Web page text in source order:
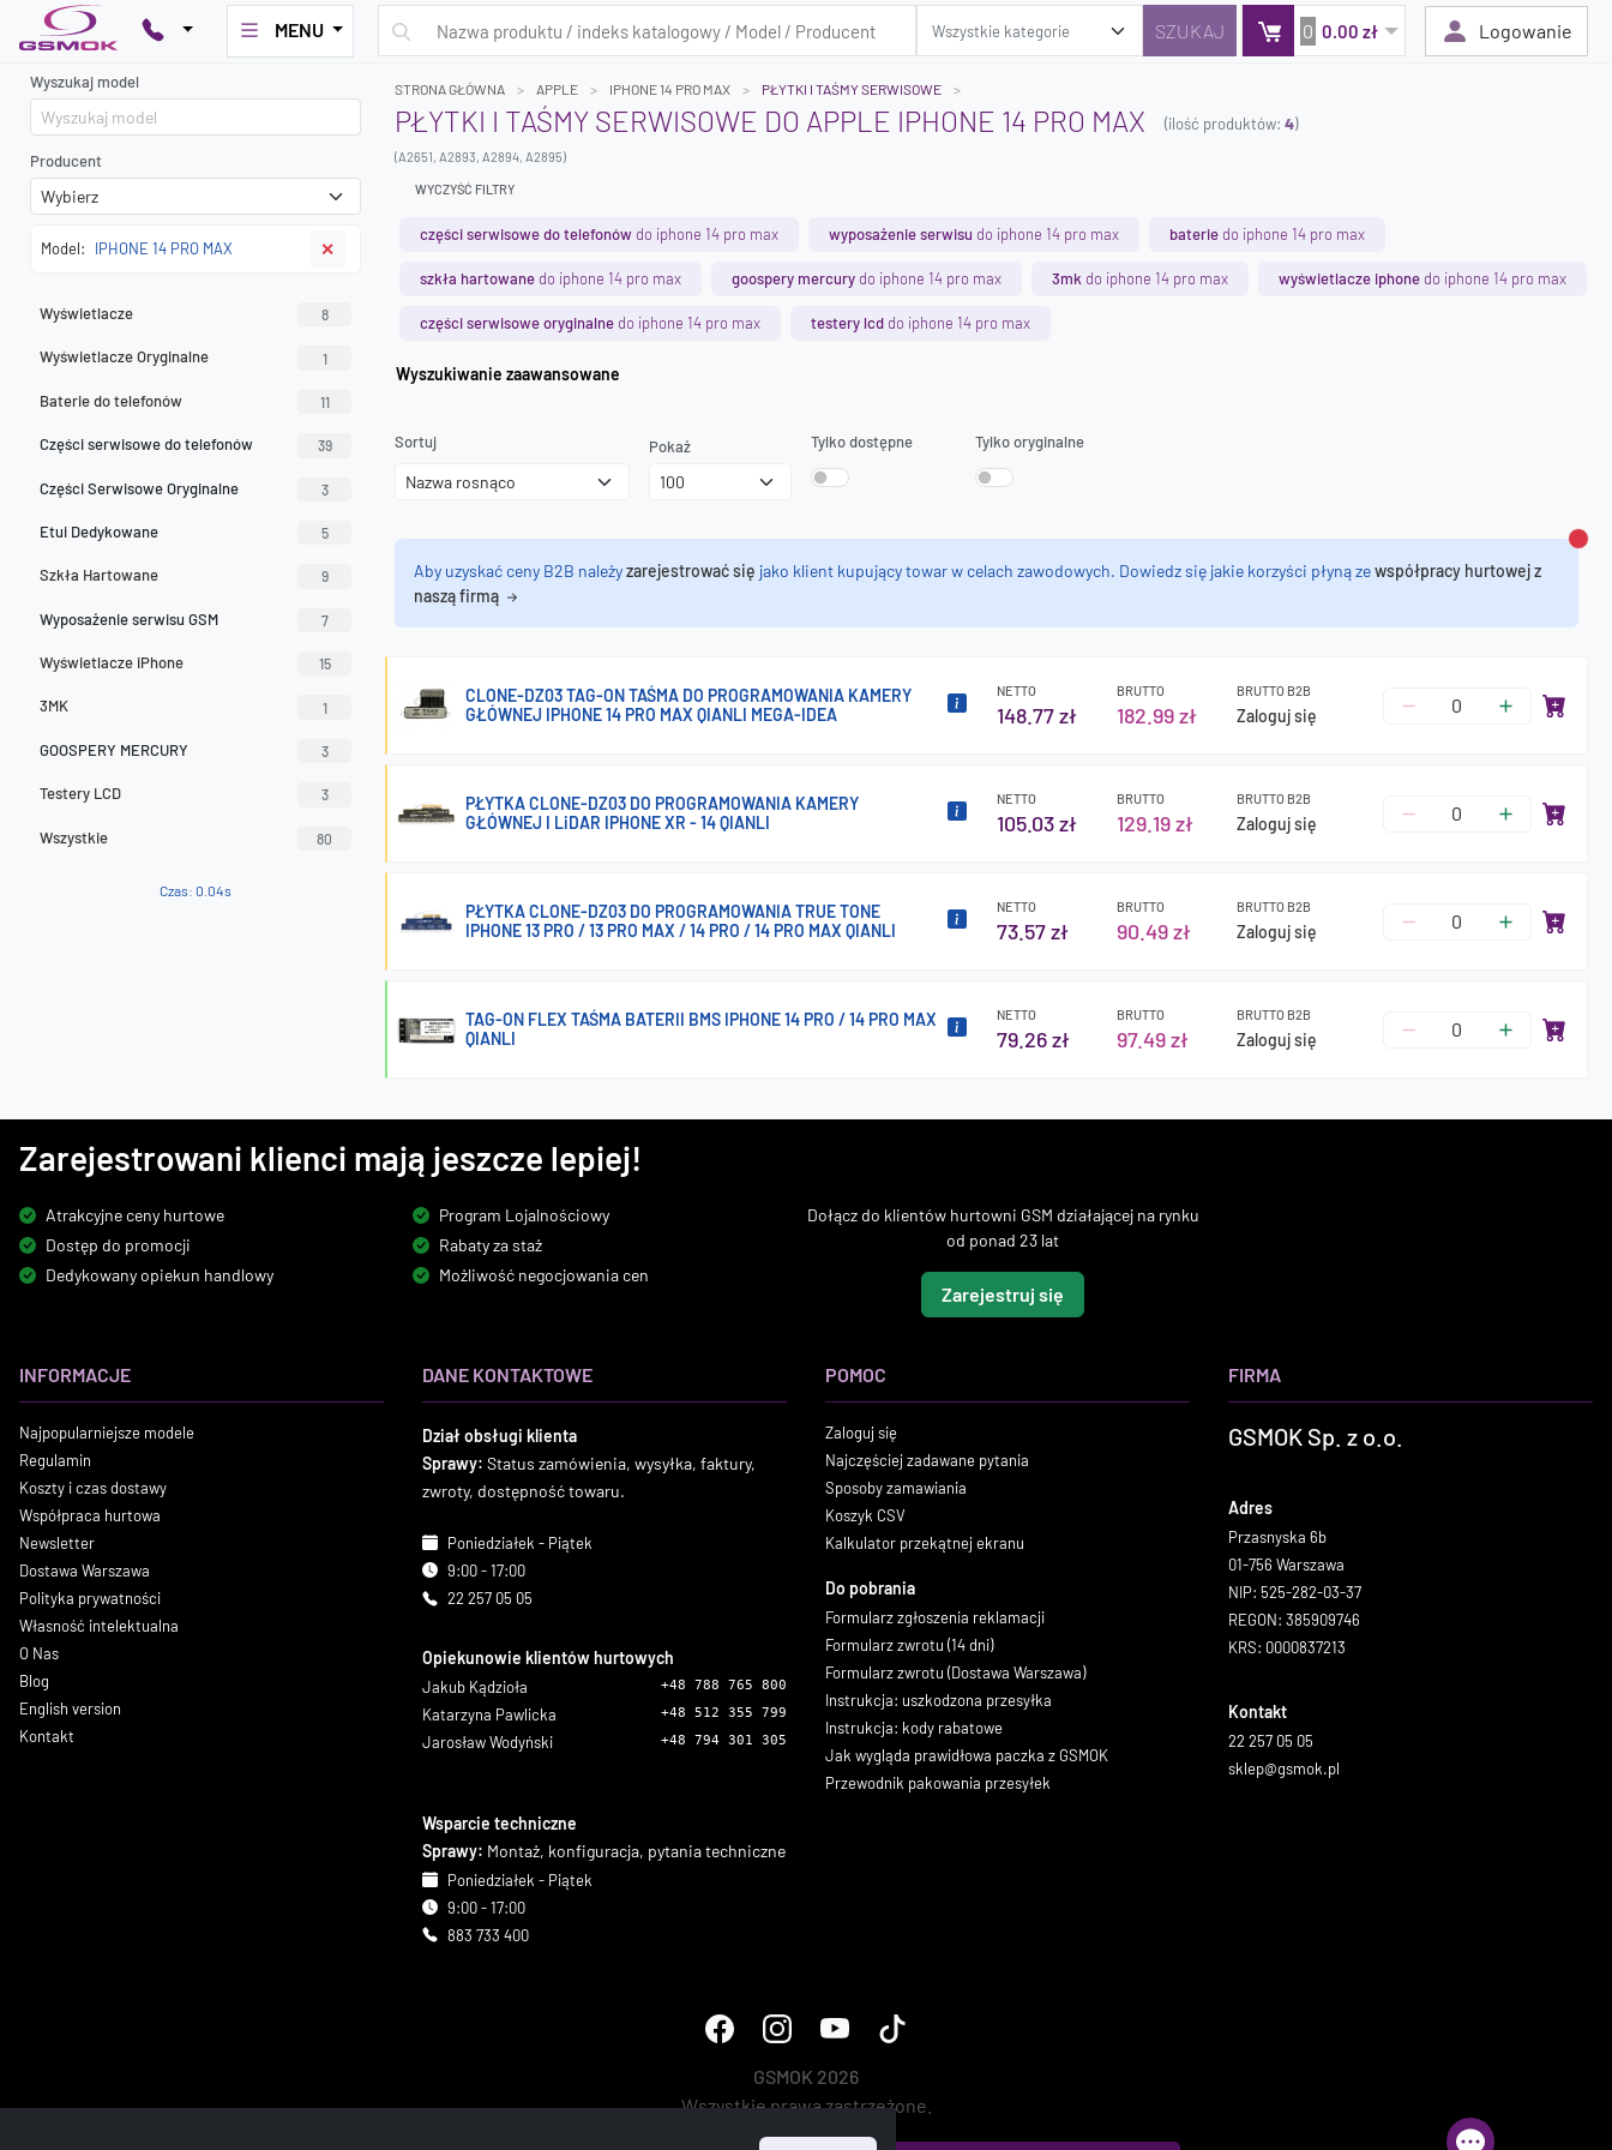
MENU 0 0.00 zł Logowanie
Wyszukaj model
Producent
Model: IPHONE 14 PRO MAX ✕
Wyświetlacze 8
Wyświetlacze Oryginalne 1
Baterie do telefonów 11
Części serwisowe do telefonów 39
Części Serwisowe Oryginalne 3
Etui Dedykowane 5
Szkła Hartowane 9
Wyposażenie serwisu GSM 7
Wyświetlacze iPhone 15
3MK 1
GOOSPERY MERCURY 3
Testery LCD 3
Wszystkie 80
Czas: 0.04s
STRONA GŁÓWNA APPLE IPHONE 14 PRO MAX PŁYTKI I TAŚMY SERWISOWE
PŁYTKI I TAŚMY SERWISOWE DO APPLE IPHONE 14 PRO MAX (ilość produktów: 4)
(A2651, A2893, A2894, A2895)
WYCZYŚĆ FILTRY
części serwisowe do telefonów do iphone 14 pro max wyposażenie serwisu do iphone 14 pro max baterie do iphone 14 pro max
szkła hartowane do iphone 14 pro max goospery mercury do iphone 14 pro max 3mk do iphone 14 pro max wyświetlacze iphone do iphone 14 pro max
części serwisowe oryginalne do iphone 14 pro max testery lcd do iphone 14 pro max
Wyszukiwanie zaawansowane
Sortuj Pokaż Tylko dostępne Tylko oryginalne
Aby uzyskać ceny B2B należyzarejestrować się jako klient kupujący towar w celach zawodowych. Dowiedz się jakie korzyści płyną zewspółpracy hurtowej z
naszą firmą
CLONE-DZ03 TAG-ON TAŚMA DO PROGRAMOWANIA KAMERY
GŁÓWNEJ IPHONE 14 PRO MAX QIANLI MEGA-IDEA
NETTO
148.77 zł
BRUTTO
182.99 zł
BRUTTO B2B
Zaloguj się
PŁYTKA CLONE-DZ03 DO PROGRAMOWANIA KAMERY
GŁÓWNEJ I LiDAR IPHONE XR - 14 QIANLI
NETTO
105.03 zł
BRUTTO
129.19 zł
BRUTTO B2B
Zaloguj się
PŁYTKA CLONE-DZ03 DO PROGRAMOWANIA TRUE TONE
IPHONE 13 PRO / 13 PRO MAX / 14 PRO / 14 PRO MAX QIANLI
NETTO
73.57 zł
BRUTTO
90.49 zł
BRUTTO B2B
Zaloguj się
TAG-ON FLEX TAŚMA BATERII BMS IPHONE 14 PRO / 14 PRO MAX
QIANLI
NETTO
79.26 zł
BRUTTO
97.49 zł
BRUTTO B2B
Zaloguj się
Zarejestrowani klienci mają jeszcze lepiej!
Atrakcyjne ceny hurtowe
Dostęp do promocji
Dedykowany opiekun handlowy
Program Lojalnościowy
Rabaty za staż
Możliwość negocjowania cen
Dołącz do klientów hurtowni GSM działającej na rynku
od ponad 23 lat
Zarejestruj się
INFORMACJE
Najpopularniejsze modele
Regulamin
Koszty i czas dostawy
Współpraca hurtowa
Newsletter
Dostawa Warszawa
Polityka prywatności
Własność intelektualna
O Nas
Blog
English version
Kontakt
DANE KONTAKTOWE
Dział obsługi klienta
Sprawy: Status zamówienia, wysyłka, faktury,
zwroty, dostępność towaru.
Poniedziałek - Piątek
9:00 - 17:00
22 257 05 05
Opiekunowie klientów hurtowych
Jakub Kądzioła +48 788 765 800
Katarzyna Pawlicka +48 512 355 799
Jarosław Wodyński +48 794 301 305
Wsparcie techniczne
Sprawy: Montaż, konfiguracja, pytania techniczne
Poniedziałek - Piątek
9:00 - 17:00
883 733 400
POMOC
Zaloguj się
Najczęściej zadawane pytania
Sposoby zamawiania
Koszyk CSV
Kalkulator przekątnej ekranu
Do pobrania
Formularz zgłoszenia reklamacji
Formularz zwrotu (14 dni)
Formularz zwrotu (Dostawa Warszawa)
Instrukcja: uszkodzona przesyłka
Instrukcja: kody rabatowe
Jak wygląda prawidłowa paczka z GSMOK
Przewodnik pakowania przesyłek
FIRMA
GSMOK Sp. z o.o.
Adres
Przasnyska 6b
01-756 Warszawa
NIP: 525-282-03-37
REGON: 385909746
KRS: 0000837213
Kontakt
22 257 05 05
sklep@gsmok.pl
GSMOK 2026
Wszystkie prawa zastrzeżone.